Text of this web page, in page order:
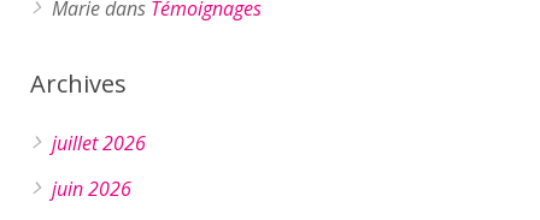
Mariedans Témoignages
Archives
juillet 2026
juin 2026